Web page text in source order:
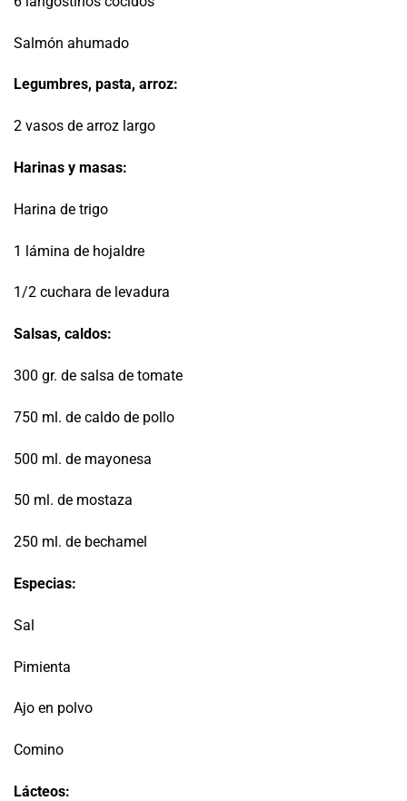
Salmón ahumado
Legumbres, pasta, arroz:
2 vasos de arroz largo
Harinas y masas:
Harina de trigo
1 lámina de hojaldre
1/2 cuchara de levadura
Salsas, caldos:
300 gr. de salsa de tomate
750 ml. de caldo de pollo
500 ml. de mayonesa
50 ml. de mostaza
250 ml. de bechamel
Especias:
Sal
Pimienta
Ajo en polvo
Comino
Lácteos: